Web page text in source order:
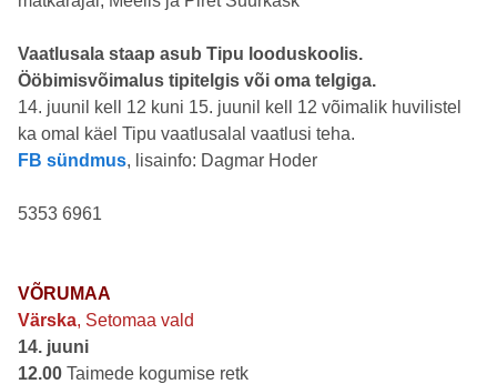
Vaatlusala staap asub Tipu looduskoolis.
Ööbimisvõimalus tipitelgis või oma telgiga.
14. juunil kell 12 kuni 15. juunil kell 12 võimalik huvilistel
ka omal käel Tipu vaatlusalal vaatlusi teha.
FB sündmus, lisainfo: Dagmar Hoder
5353 6961
VÕRUMAA
Värska, Setomaa vald
14. juuni
12.00 Taimede kogumise retk